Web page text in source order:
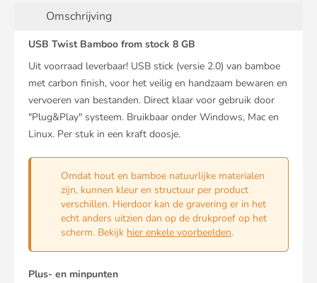
Omschrijving
USB Twist Bamboo from stock 8 GB
Uit voorraad leverbaar! USB stick (versie 2.0) van bamboe
met carbon finish, voor het veilig en handzaam bewaren en
vervoeren van bestanden. Direct klaar voor gebruik door
"Plug&Play" systeem. Bruikbaar onder Windows, Mac en
Linux. Per stuk in een kraft doosje.
Omdat hout en bamboe natuurlijke materialen
zijn, kunnen kleur en structuur per product
verschillen. Hierdoor kan de gravering er in het
echt anders uitzien dan op de drukproef op het
scherm. Bekijk hier enkele voorbeelden.
Plus- en minpunten